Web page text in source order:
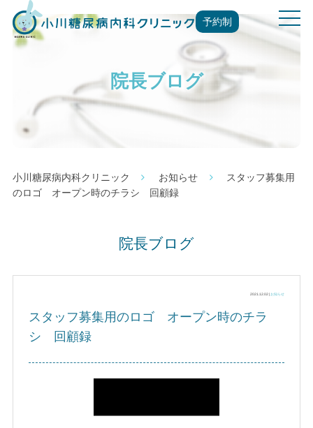
予約制
t
o
g
g
院長ブログ
小川糖尿病内科クリニック お知らせ
スタッフ募集用
のロゴ オープン時のチラシ 回顧録
院長ブログ
2021.12.02 |お知らせ
スタッフ募集用のロゴ オープン時のチラ
シ 回顧録